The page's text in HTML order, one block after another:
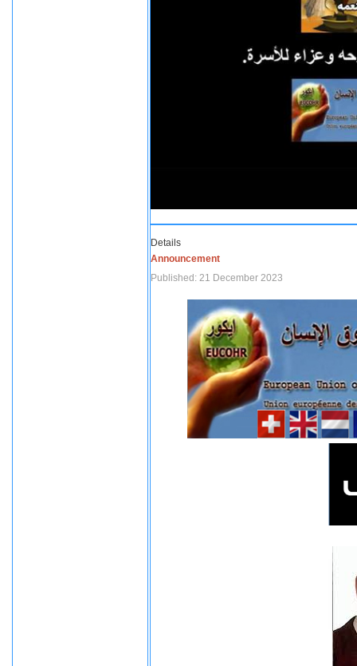
Details
Announcement
Published: 21 December 2023